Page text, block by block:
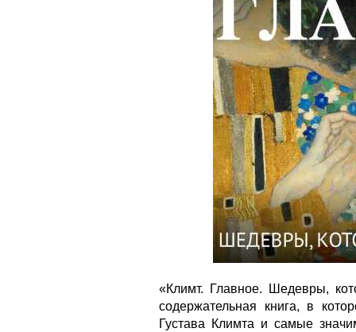
«Климт. Главное. Шедевры,
содержательная книга, в
Густава Климта и самые